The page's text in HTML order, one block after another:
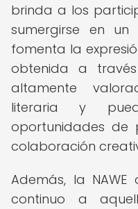
brinda a los
sumergirse en
fomenta la
obtenida a
altamente
literaria y
oportunidades de
colaboración
Además, la
continuo a